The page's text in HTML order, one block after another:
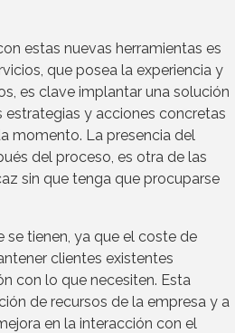
estas nuevas herramientas es
que posea la experiencia y
es clave implantar una solución
estrategias y acciones concretas
momento. La presencia del
del proceso, es otra de las
sin que tenga que procuparse
tienen, ya que el coste de
clientes existentes
con lo que necesiten. Esta
de recursos de la empresa y a
en la interacción con el